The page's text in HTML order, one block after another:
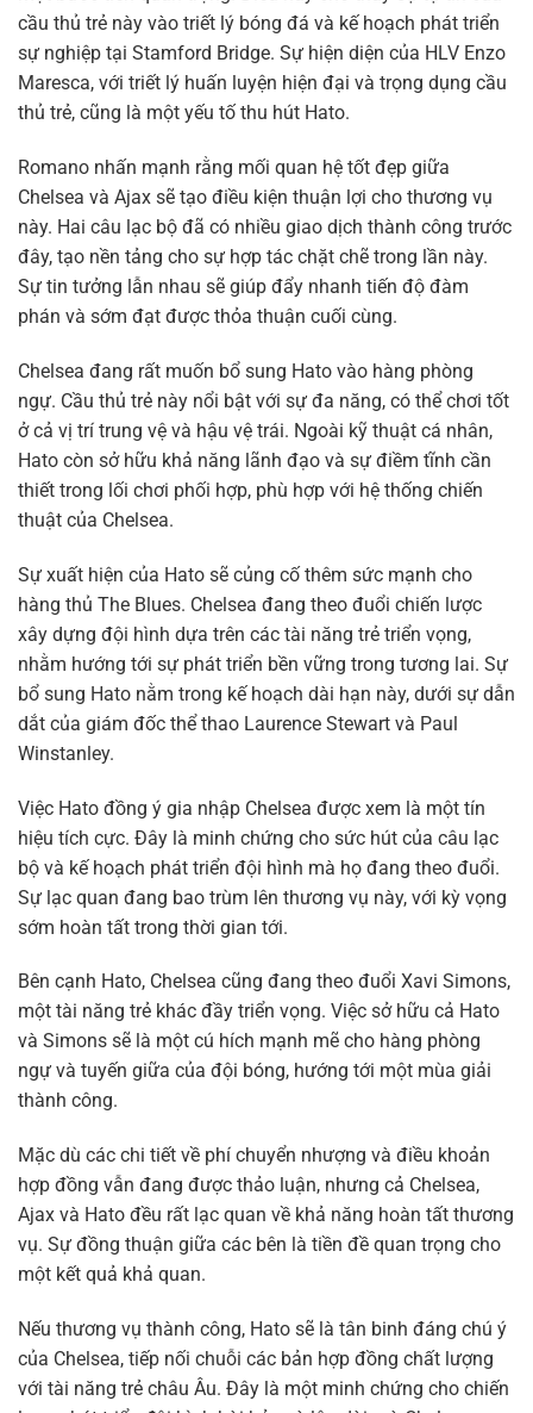
cầu thủ trẻ này vào triết lý bóng đá và kế hoạch phát triển
sự nghiệp tại Stamford Bridge. Sự hiện diện của HLV Enzo
Maresca, với triết lý huấn luyện hiện đại và trọng dụng cầu
thủ trẻ, cũng là một yếu tố thu hút Hato.
Romano nhấn mạnh rằng mối quan hệ tốt đẹp giữa
Chelsea và Ajax sẽ tạo điều kiện thuận lợi cho thương vụ
này. Hai câu lạc bộ đã có nhiều giao dịch thành công trước
đây, tạo nền tảng cho sự hợp tác chặt chẽ trong lần này.
Sự tin tưởng lẫn nhau sẽ giúp đẩy nhanh tiến độ đàm
phán và sớm đạt được thỏa thuận cuối cùng.
Chelsea đang rất muốn bổ sung Hato vào hàng phòng
ngự. Cầu thủ trẻ này nổi bật với sự đa năng, có thể chơi tốt
ở cả vị trí trung vệ và hậu vệ trái. Ngoài kỹ thuật cá nhân,
Hato còn sở hữu khả năng lãnh đạo và sự điềm tĩnh cần
thiết trong lối chơi phối hợp, phù hợp với hệ thống chiến
thuật của Chelsea.
Sự xuất hiện của Hato sẽ củng cố thêm sức mạnh cho
hàng thủ The Blues. Chelsea đang theo đuổi chiến lược
xây dựng đội hình dựa trên các tài năng trẻ triển vọng,
nhằm hướng tới sự phát triển bền vững trong tương lai. Sự
bổ sung Hato nằm trong kế hoạch dài hạn này, dưới sự dẫn
dắt của giám đốc thể thao Laurence Stewart và Paul
Winstanley.
Việc Hato đồng ý gia nhập Chelsea được xem là một tín
hiệu tích cực. Đây là minh chứng cho sức hút của câu lạc
bộ và kế hoạch phát triển đội hình mà họ đang theo đuổi.
Sự lạc quan đang bao trùm lên thương vụ này, với kỳ vọng
sớm hoàn tất trong thời gian tới.
Bên cạnh Hato, Chelsea cũng đang theo đuổi Xavi Simons,
một tài năng trẻ khác đầy triển vọng. Việc sở hữu cả Hato
và Simons sẽ là một cú hích mạnh mẽ cho hàng phòng
ngự và tuyến giữa của đội bóng, hướng tới một mùa giải
thành công.
Mặc dù các chi tiết về phí chuyển nhượng và điều khoản
hợp đồng vẫn đang được thảo luận, nhưng cả Chelsea,
Ajax và Hato đều rất lạc quan về khả năng hoàn tất thương
vụ. Sự đồng thuận giữa các bên là tiền đề quan trọng cho
một kết quả khả quan.
Nếu thương vụ thành công, Hato sẽ là tân binh đáng chú ý
của Chelsea, tiếp nối chuỗi các bản hợp đồng chất lượng
với tài năng trẻ châu Âu. Đây là một minh chứng cho chiến